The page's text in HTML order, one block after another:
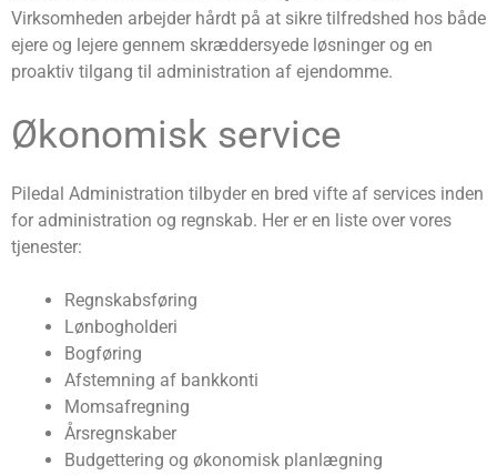
Virksomheden arbejder hårdt på at sikre tilfredshed hos både
ejere og lejere gennem skræddersyede løsninger og en
proaktiv tilgang til administration af ejendomme.
Økonomisk service
Piledal Administration tilbyder en bred vifte af services inden
for administration og regnskab. Her er en liste over vores
tjenester:
Regnskabsføring
Lønbogholderi
Bogføring
Afstemning af bankkonti
Momsafregning
Årsregnskaber
Budgettering og økonomisk planlægning